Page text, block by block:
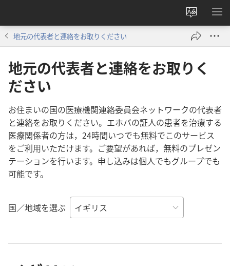
サ
イ
ト
言
変
え
る
メ
を
地元の代表者と連絡をお取りください
地元の代表者と連絡をお取りく
ださい
お住まいの国の医療機関連絡委員会ネットワークの代表者
と連絡をお取りください。エホバの証人の患者を治療する
医療関係者の方は，24時間いつでも無料でこのサービス
をご利用いただけます。ご要望があれば，無料のプレゼン
テーションを行います。申し込みは個人でもグループでも
可能です。
国／地域を選ぶ